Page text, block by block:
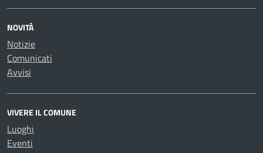
NOVITÀ
Notizie
Comunicati
Avvisi
VIVERE IL COMUNE
Luoghi
Eventi